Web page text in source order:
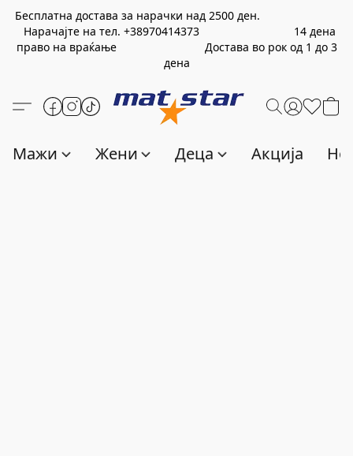
Бесплатна достава за нарачки над 2500 ден.
Нарачајте на тел. +38970414373 14 дена
право на враќање Достава во рок од 1 до 3
дена
Мажи Жени Деца Акција